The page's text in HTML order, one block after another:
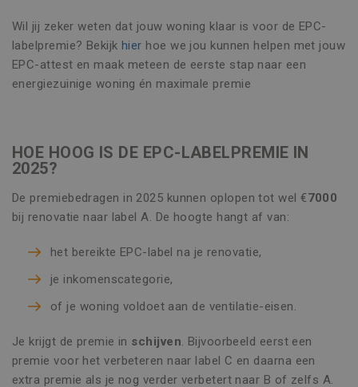
Wil jij zeker weten dat jouw woning klaar is voor de EPC-
labelpremie? Bekijk hier hoe we jou kunnen helpen met jouw
EPC-attest en maak meteen de eerste stap naar een
energiezuinige woning én maximale premie
HOE HOOG IS DE EPC-LABELPREMIE IN
2025?
De premiebedragen in 2025 kunnen oplopen tot wel €7000
bij renovatie naar label A. De hoogte hangt af van:
het bereikte EPC-label na je renovatie,
je inkomenscategorie,
of je woning voldoet aan de ventilatie-eisen.
Je krijgt de premie in schijven. Bijvoorbeeld eerst een
premie voor het verbeteren naar label C en daarna een
extra premie als je nog verder verbetert naar B of zelfs A.